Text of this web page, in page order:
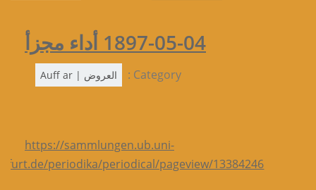
1897-05-04 أداء مجزأ
Category : العروض | Auff ar
https://sammlungen.ub.uni-
periodika/periodical/pageview/13384246